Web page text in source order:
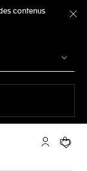
contenus
Compte My
Votre